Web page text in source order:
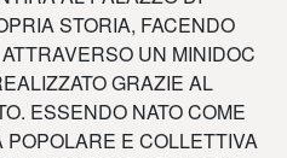
STORIA, FACENDO
UN MINIDOC
GRAZIE AL
ESSENDO NATO COME
POPOLARE E COLLETTIVA